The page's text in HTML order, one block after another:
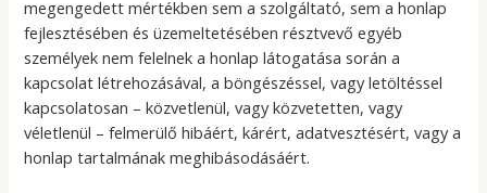
megengedett mértékben sem a szolgáltató, sem a honlap
fejlesztésében és üzemeltetésében résztvevő egyéb
személyek nem felelnek a honlap látogatása során a
kapcsolat létrehozásával, a böngészéssel, vagy letöltéssel
kapcsolatosan – közvetlenül, vagy közvetetten, vagy
véletlenül – felmerülő hibáért, kárért, adatvesztésért, vagy a
honlap tartalmának meghibásodásáért.